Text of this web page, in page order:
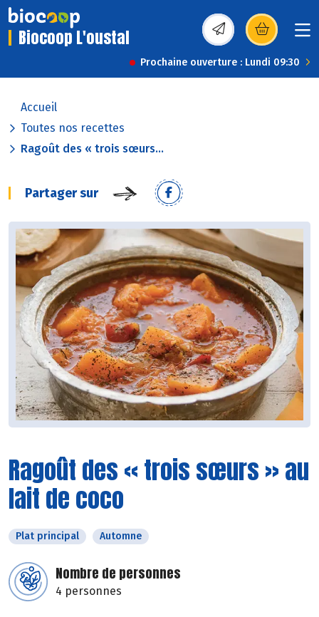
Biocoop L'oustal (s’ouvre dans une
Prochaine ouverture : Lundi 09:30
Accueil
Toutes nos recettes
Ragoût des « trois sœurs...
Partager sur
Ragoût des « trois sœurs » au
lait de coco
Plat principal Automne
Nombre de personnes
4 personnes